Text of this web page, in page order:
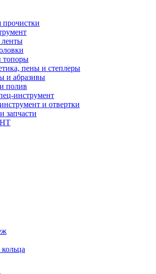
прочистки
ленты
топоры
пены и степлеры
и абразивы
полив
инструмент
и отвертки
запчасти